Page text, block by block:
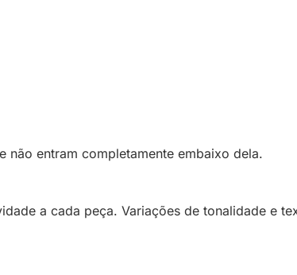
não entram completamente embaixo dela.
a cada peça. Variações de tonalidade e